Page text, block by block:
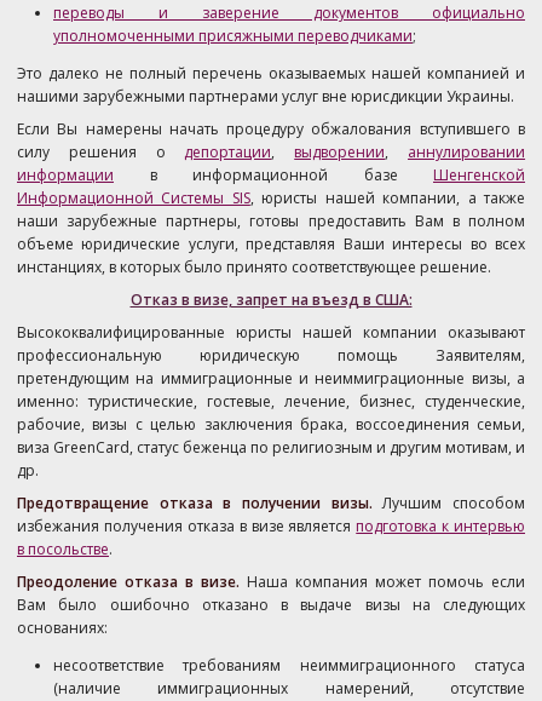
переводы и заверение документов официально
уполномоченными присяжными переводчиками;
Это далеко не полный перечень оказываемых нашей компанией и
нашими зарубежными партнерами услуг вне юрисдикции Украины.
Если Вы намерены начать процедуру обжалования вступившего в
силу решения о депортации, выдворении, аннулировании
информации в информационной базе Шенгенской
Информационной Системы SIS, юристы нашей компании, а также
наши зарубежные партнеры, готовы предоставить Вам в полном
объеме юридические услуги, представляя Ваши интересы во всех
инстанциях, в которых было принято соответствующее решение.
Отказ в визе, запрет на въезд в США:
Высококвалифицированные юристы нашей компании оказывают
профессиональную юридическую помощь Заявителям,
претендующим на иммиграционные и неиммиграционные визы, а
именно: туристические, гостевые, лечение, бизнес, студенческие,
рабочие, визы с целью заключения брака, воссоединения семьи,
виза GreenCard, статус беженца по религиозным и другим мотивам, и
др.
Предотвращение отказа в получении визы. Лучшим способом
избежания получения отказа в визе является подготовка к интервью
в посольстве.
Преодоление отказа в визе. Наша компания может помочь если
Вам было ошибочно отказано в выдаче визы на следующих
основаниях:
несоответствие требованиям неиммиграционного статуса
(наличие иммиграционных намерений, отсутствие